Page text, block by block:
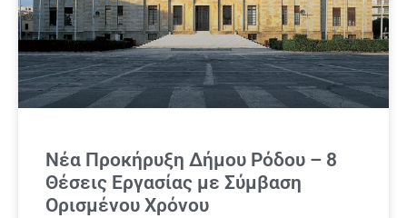
Νέα Προκήρυξη Δήμου Ρόδου – 8
Θέσεις Εργασίας με Σύμβαση
Ορισμένου Χρόνου